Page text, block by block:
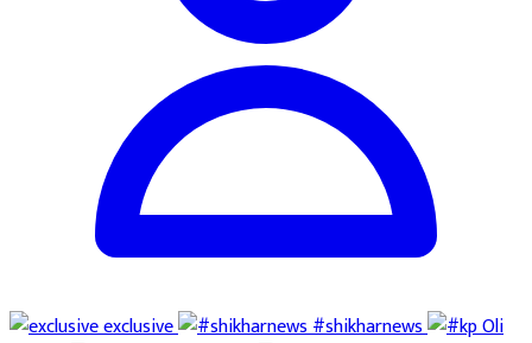
exclusive
#shikharnews